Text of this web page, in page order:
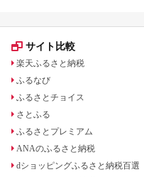
サイト比較
楽天ふるさと納税
ふるなび
ふるさとチョイス
さとふる
ふるさとプレミアム
ANAのふるさと納税
dショッピングふるさと納税百選